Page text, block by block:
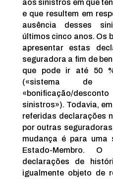
aos sinistros em que
e que resultem em
ausência desses
últimos cinco anos. Os
apresentar estas
seguradora a fim de
que pode ir até 50
(«sistema de
«bonificação/
sinistros»). Todavia,
referidas declarações
por outras
mudança é para uma
Estado-Membro. O
declarações de
igualmente objeto de